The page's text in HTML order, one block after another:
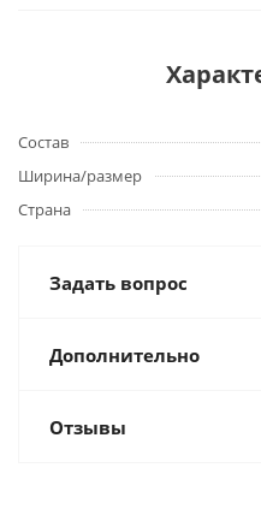
Состав
Ширина/размер
Страна
Задать вопрос
Дополнительно
Отзывы